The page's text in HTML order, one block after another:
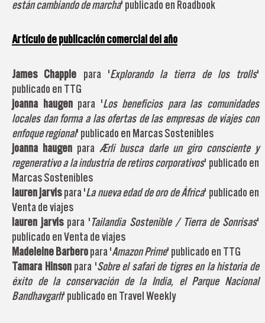
están cambiando de marcha' publicado en Roadbook
Artículo de publicación comercial del año
James Chapple para 'Explorando la tierra de los trolls'
publicado en TTG
joanna haugenpara 'Los beneficios para las comunidades
locales dan forma a las ofertas de las empresas de viajes con
enfoque regional' publicado en Marcas Sostenibles
joanna haugen para Ærli busca darle un giro consciente y
regenerativo a la industria de retiros corporativos' publicado en
Marcas Sostenibles
lauren jarvispara 'La nueva edad de oro de África' publicado en
Venta de viajes
lauren jarvispara 'Tailandia Sostenible / Tierra de Sonrisas'
publicado en Venta de viajes
Madeleine Barberopara 'Amazon Prime' publicado en TTG
Tamara Hinsonpara 'Sobre el safari de tigres en la historia de
éxito de la conservación de la India, el Parque Nacional
Bandhavgarh' publicado en Travel Weekly